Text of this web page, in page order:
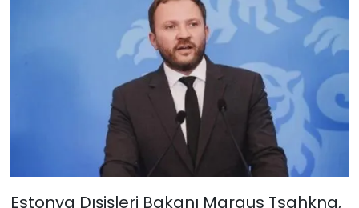
Estonya Dışişleri Bakanı Margus Tsahkna,